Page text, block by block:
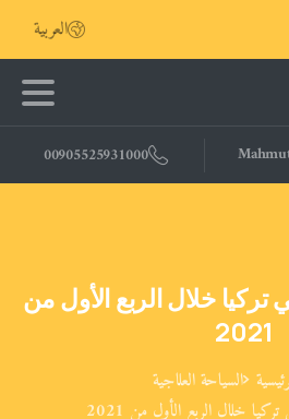
العربية
00905525931000
تركيا خلالالربعالأولمن
2021
السياحة العلاجية